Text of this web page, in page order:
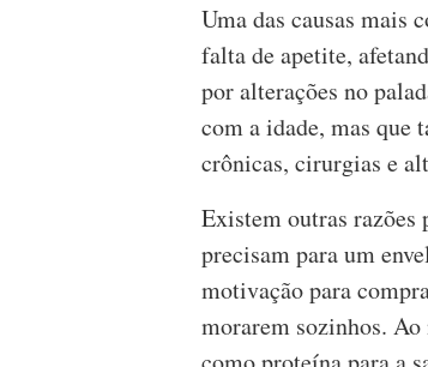
Uma das causas mais
falta de apetite,
por alterações no
com a idade, mas que
crônicas, cirurgias e
Existem outras razões
precisam para um
motivação para
morarem sozinhos.